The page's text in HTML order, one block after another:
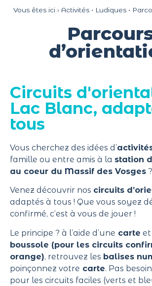
Vous êtes ici › Activités • Ludiques •
Circuits
Lac Blanc,
tous
Vous cherchez des idées d’
famille ou entre amis à la station
au coeur du Massif des Vosges ?
Venez découvrir nos circuits
adaptés à tous ! Que vous soyez
confirmé, c’est à vous de jouer !
Le principe ? à l’aide d’une carte et
boussole (pour les circuits
orange), retrouvez les balises
poinçonnez votre carte. Pas
pour les circuits faciles (verts et
Panneau de gestion des cookies